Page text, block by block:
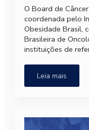
O Board de
coordenada pelo
Obesidade Brasil,
Brasileira de
instituições de
Leia mais